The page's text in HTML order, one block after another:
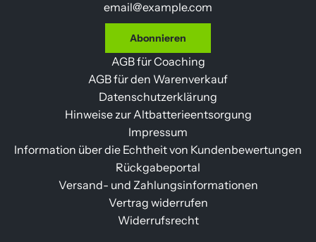
Abonnieren
AGB für Coaching
AGB für den Warenverkauf
Datenschutzerklärung
Hinweise zur Altbatterieentsorgung
Impressum
Information über die Echtheit von Kundenbewertungen
Rückgabeportal
Versand- und Zahlungsinformationen
Vertrag widerrufen
Widerrufsrecht